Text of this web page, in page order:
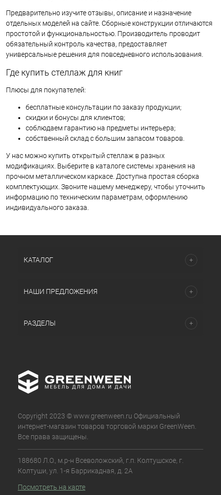
Предварительно изучите отзывы, описание и назначение
отдельных моделей на сайте. Сборные конструкции отличаются
простотой и функциональностью. Производитель проводит
обязательный контроль качества, предоставляет
универсальные решения для повседневного использования.
Где купить стеллаж для книг
Плюсы для покупателей:
бесплатные консультации по заказу продукции;
скидки и бонусы для клиентов;
соблюдаем гарантию на предметы интерьера;
собственный склад с большим запасом товаров.
У нас можно купить открытый стеллаж в разных
модификациях. Выберите в каталоге системы хранения на
прочном металлическом каркасе. Доступна простая сборка
комплектующих. Звоните нашему менеджеру, чтобы уточнить
информацию по техническим параметрам, оформлению
индивидуального заказа.
КАТАЛОГ
НАШИ ПРЕДЛОЖЕНИЯ
РАЗДЕЛЫ
Copyright 2023 © www.greenween.ru Официальный
интернет-магазин товаров торговой марки GreenWeen.
Все права защищены.
188680 Л.О., м.р-н Всеволожский, г.п. Колтушское, г.
Колтуши, ул. 1-я Баррикадная, д. 2А
Посмотреть на карте